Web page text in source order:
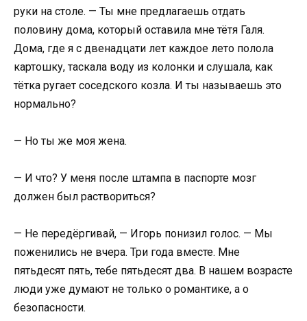
руки на столе. — Ты мне предлагаешь отдать
половину дома, который оставила мне тётя Галя.
Дома, где я с двенадцати лет каждое лето полола
картошку, таскала воду из колонки и слушала, как
тётка ругает соседского козла. И ты называешь это
нормально?
— Но ты же моя жена.
— И что? У меня после штампа в паспорте мозг
должен был раствориться?
— Не передёргивай, — Игорь понизил голос. — Мы
поженились не вчера. Три года вместе. Мне
пятьдесят пять, тебе пятьдесят два. В нашем возрасте
люди уже думают не только о романтике, а о
безопасности.